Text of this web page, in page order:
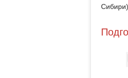
Сибири).